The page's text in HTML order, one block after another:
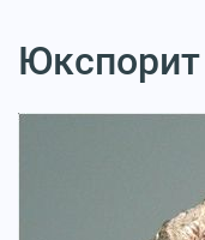
Юкспорит